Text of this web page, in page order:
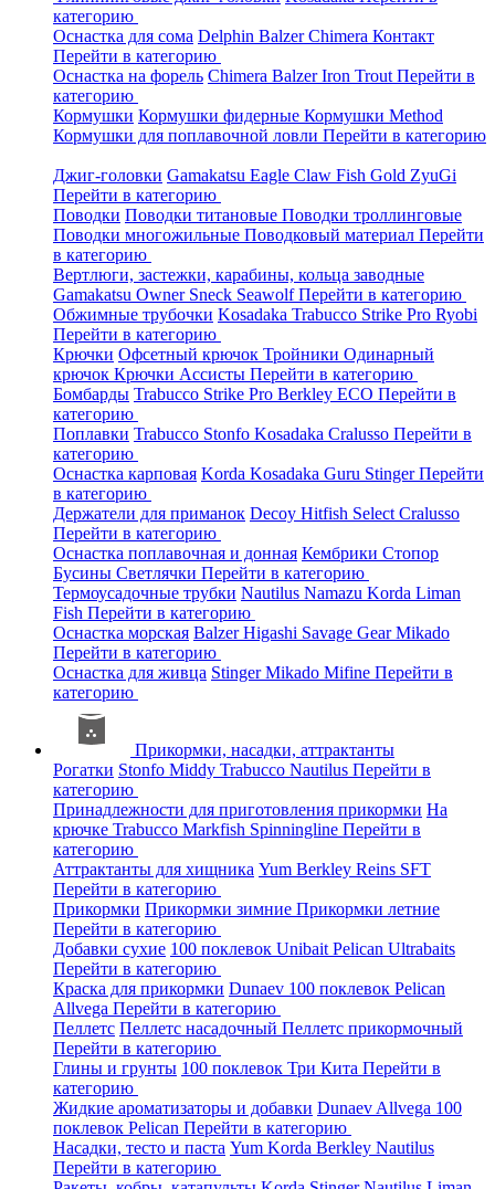
категорию
Оснастка для сома Delphin BalzerChimera Контакт
Перейти в категорию
Оснастка на форель Chimera BalzerIron Trout Перейти в
категорию
Кормушки Кормушки фидерные Кормушки Method
Кормушки для поплавочной ловли Перейти в категорию
Джиг-головки Gamakatsu Eagle Claw Fish Gold ZyuGi
Перейти в категорию
Поводки Поводки титановые Поводки троллинговые
Поводки многожильные Поводковый материал Перейти
в категорию
Вертлюги, застежки, карабины, кольца заводные
Gamakatsu Owner Sneck SeawolfПерейти в категорию
Обжимные трубочки Kosadaka Trabucco Strike Pro Ryobi
Перейти в категорию
Крючки Офсетный крючок Тройники Одинарный
крючок Крючки Ассисты Перейти в категорию
Бомбарды Trabucco Strike Pro Berkley ECO Перейти в
категорию
Поплавки Trabucco Stonfo Kosadaka Cralusso Перейти в
категорию
Оснастка карповая Korda Kosadaka Guru StingerПерейти
в категорию
Держатели для приманок Decoy Hitfish Select Cralusso
Перейти в категорию
Оснастка поплавочная и донная Кембрики Стопор
Бусины Светлячки Перейти в категорию
Термоусадочные трубки Nautilus Namazu Korda Liman
Fish Перейти в категорию
Оснастка морская BalzerHigashi Savage GearMikado
Перейти в категорию
Оснастка для живца StingerMikado Mifine Перейти в
категорию
Прикормки, насадки, аттрактанты
Рогатки Stonfo Middy Trabucco Nautilus Перейти в
категорию
Принадлежности для приготовления прикормки На
крючке Trabucco Markfish Spinningline Перейти в
категорию
Аттрактанты для хищника Yum Berkley Reins SFT
Перейти в категорию
Прикормки Прикормки зимние Прикормки летние
Перейти в категорию
Добавки сухие 100 поклевок Unibait Pelican Ultrabaits
Перейти в категорию
Краска для прикормки Dunaev 100 поклевок Pelican
Allvega Перейти в категорию
Пеллетс Пеллетс насадочный Пеллетс прикормочный
Перейти в категорию
Глины и грунты 100 поклевок Три Кита Перейти в
категорию
Жидкие ароматизаторы и добавки Dunaev Allvega 100
поклевок Pelican Перейти в категорию
Насадки, тесто и паста Yum Korda Berkley Nautilus
Перейти в категорию